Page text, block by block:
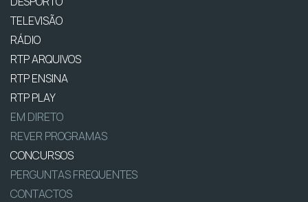
TELEVISÃO
RÁDIO
RTP ARQUIVOS
RTP ENSINA
RTP PLAY
EM DIRETO
REVER PROGRAMAS
CONCURSOS
PERGUNTAS FREQUENTES
CONTACTOS